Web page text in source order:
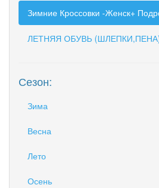
Зимние Кроссовки -Женск+
ЛЕТНЯЯ ОБУВЬ
Сезон:
Зима
Весна
Лето
Осень